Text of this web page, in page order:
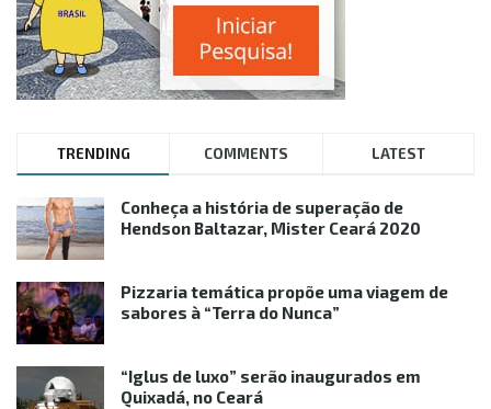
TRENDING COMMENTS LATEST
Conheça a história de superação de
Hendson Baltazar, Mister Ceará 2020
Pizzaria temática propõe uma viagem de
sabores à “Terra do Nunca”
“Iglus de luxo” serão inaugurados em
Quixadá, no Ceará